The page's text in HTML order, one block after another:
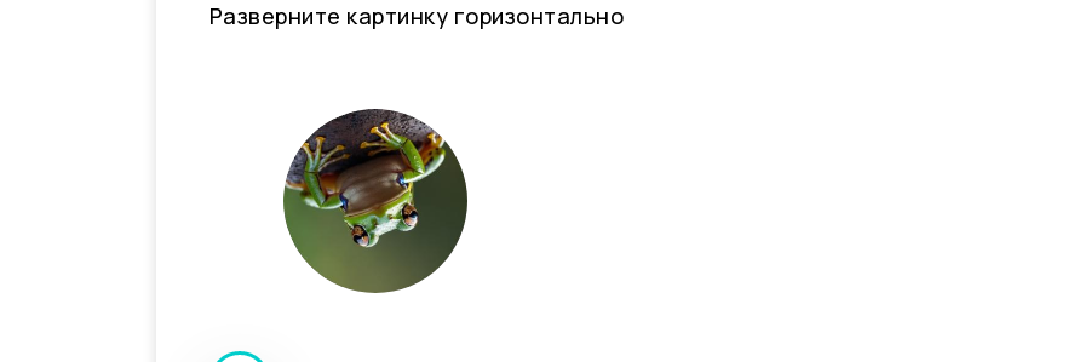
Разверните картинку горизонтально